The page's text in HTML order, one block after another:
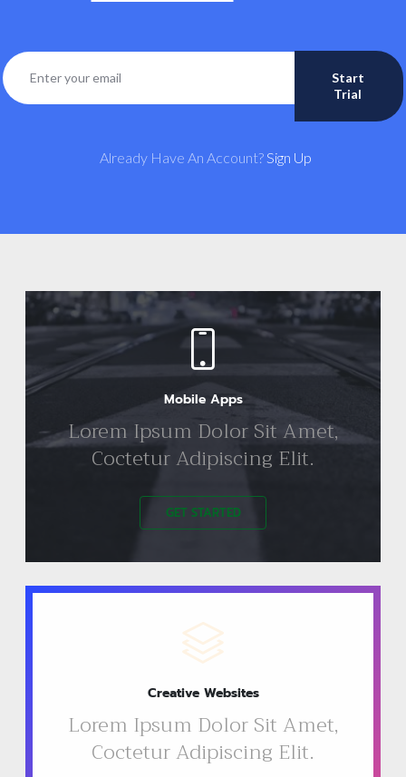
Start
Trial
Already Have An Account?Sign Up
Mobile Apps
Lorem Ipsum Dolor Sit Amet,
Coctetur Adipiscing Elit.
GET STARTED
Creative Websites
Lorem Ipsum Dolor Sit Amet,
Coctetur Adipiscing Elit.